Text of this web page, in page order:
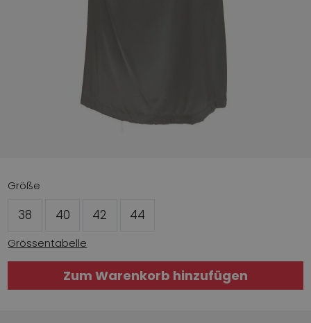
Größe
38 40 42 44
Grössentabelle
Zum Warenkorb hinzufügen